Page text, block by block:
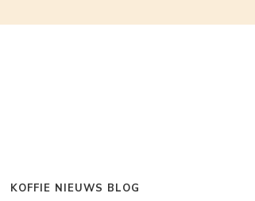
KOFFIE NIEUWS BLOG